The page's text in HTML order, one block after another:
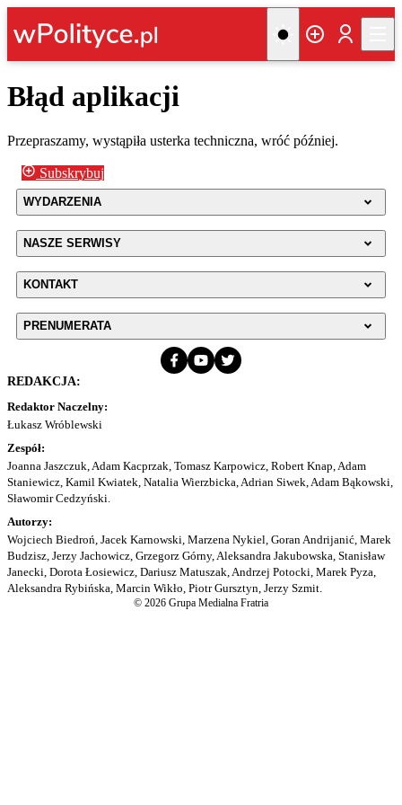
Błąd aplikacji
Przepraszamy, wystąpiła usterka techniczna, wróć później.
Subskrybuj
WYDARZENIA
NASZE SERWISY
KONTAKT
PRENUMERATA
REDAKCJA:
Redaktor Naczelny:
Łukasz Wróblewski
Zespół:
Joanna Jaszczuk, Adam Kacprzak, Tomasz Karpowicz, Robert Knap, Adam
Staniewicz, Kamil Kwiatek, Natalia Wierzbicka, Adrian Siwek, Adam Bąkowski,
Sławomir Cedzyński.
Autorzy:
Wojciech Biedroń, Jacek Karnowski, Marzena Nykiel, Goran Andrijanić, Marek
Budzisz, Jerzy Jachowicz, Grzegorz Górny, Aleksandra Jakubowska, Stanisław
Janecki, Dorota Łosiewicz, Dariusz Matuszak, Andrzej Potocki, Marek Pyza,
Aleksandra Rybińska, Marcin Wikło, Piotr Gursztyn, Jerzy Szmit.
© 2026 Grupa Medialna Fratria